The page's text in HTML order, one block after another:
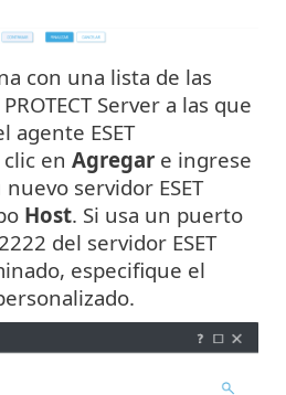
con una lista de las
Server a las que
agente ESET
en Agregar e ingrese
servidor ESET
Host. Si usa un puerto
del servidor ESET
especifique el